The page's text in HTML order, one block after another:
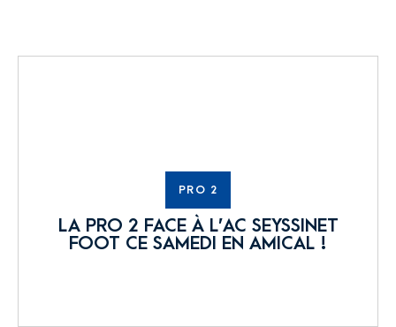
PRO 2
LA PRO 2 FACE À L’AC SEYSSINET
FOOT CE SAMEDI EN AMICAL !